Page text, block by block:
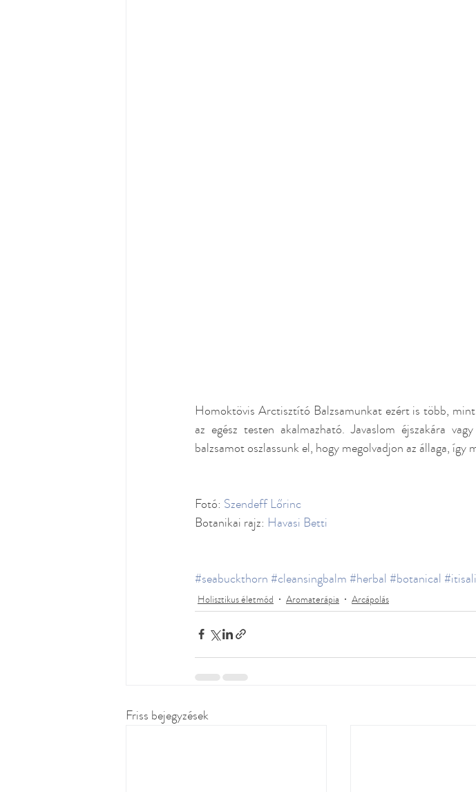
Homoktövis Arctisztító Balzsamunkat ezért is több,
az egész testen akalmazható. Javaslom éjszakára
balzsamot oszlassunk el, hogy megolvadjon az állaga,
Fotó: Szendeff Lőrinc
Botanikai rajz: Havasi Betti
#seabuckthorn #cleansingbalm #herbal #botanical
Holisztikus életmód Aromaterápia Arcápolás
Friss bejegyzések